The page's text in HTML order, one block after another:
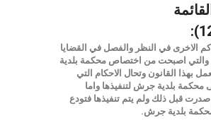
الاخرى في النظر والفصل في القضايا
والتي اصبحت من اختصاص محكمة بلدية
بهذا القانون وتحال الاحكام التي
محكمة بلدية جرش لتنفيذها واما
صدرت قبل ذلك ولم يتم تنفيذها فتودع
محكمة بلدية جرش.